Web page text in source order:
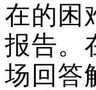
在的困
报告。
场回答